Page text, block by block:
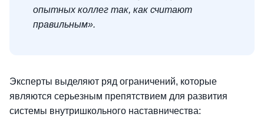
опытных коллег так, как считают
правильным».
Эксперты выделяют ряд ограничений, которые
являются серьезным препятствием для развития
системы внутришкольного наставничества: